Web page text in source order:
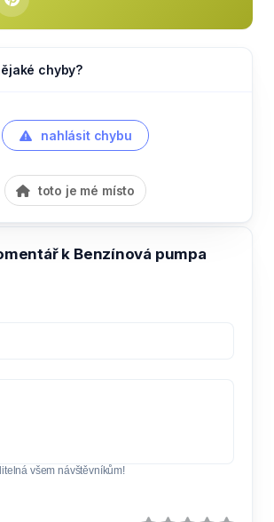
chyby?
nahlásit chybu
toto je mé místo
k Benzínová pumpa
všem návštěvníkům!